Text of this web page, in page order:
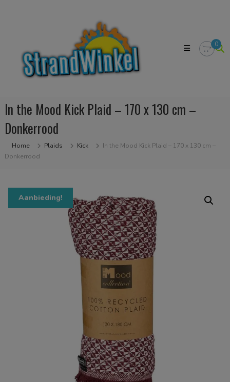
zodat
strandgevoel
in
huis
kan
halen
0
In the Mood Kick Plaid – 170 x 130 cm –
Donkerrood
Home Plaids Kick
In the Mood Kick Plaid – 170 x 130 cm –
Donkerrood
Aanbieding!